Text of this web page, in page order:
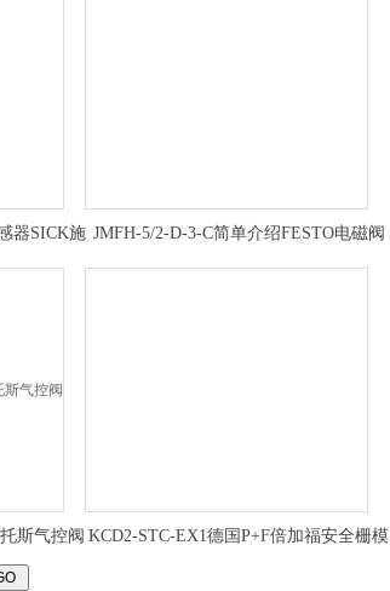
器SICK施 JMFH-5/2-D-3-C简单介绍FESTO电磁阀
斯气控阀 KCD2-STC-EX1德国P+F倍加福安全栅模